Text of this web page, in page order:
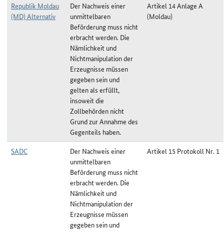
Republik Moldau
(MD) Alternativ
Der Nachweis einer
unmittelbaren
Beförderung muss nicht
erbracht werden. Die
Nämlichkeit und
Nichtmanipulation der
Erzeugnisse müssen
gegeben sein und
gelten als erfüllt,
insoweit die
Zollbehörden nicht
Grund zur Annahme des
Gegenteils haben.
Artikel 14 Anlage A
(Moldau)
SADC
Der Nachweis einer
unmittelbaren
Beförderung muss nicht
erbracht werden. Die
Nämlichkeit und
Nichtmanipulation der
Erzeugnisse müssen
gegeben sein und
Artikel 15 Protokoll Nr. 1